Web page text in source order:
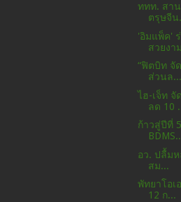
ททท. สา
ตรุษจีน
'อิมแพ็ค'
สวยงา
“ฟิตบิท จั
ส่วนล...
ไฮ-เจ็ท จั
ลด 10
ก้าวสู่ปีที่
อว. ปลื้มห
สม...
พัทยาโอเ
12 ก...